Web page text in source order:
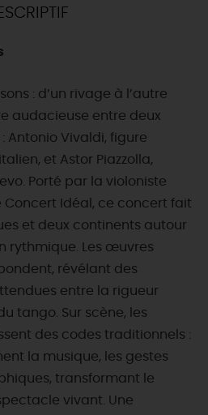
WEEK-END
SEMAINE
: d’un rivage à l’autre
audacieuse entre deux
Antonio Vivaldi, figure
et Astor Piazzolla,
Porté par la violoniste
Concert Idéal, ce concert fait
et deux continents autour
rythmique. Les œuvres
révélant des
entre la rigueur
tango. Sur scène, les
des codes traditionnels :
la musique, les gestes
transformant le
vivant. Une